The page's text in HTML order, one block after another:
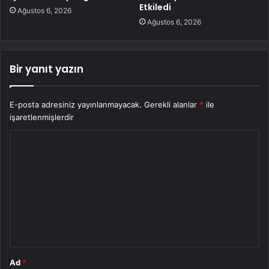
Ağustos 6, 2026
Etkiledi
Ağustos 6, 2026
Bir yanıt yazın
E-posta adresiniz yayınlanmayacak. Gerekli alanlar * ile
işaretlenmişlerdir
Ad *